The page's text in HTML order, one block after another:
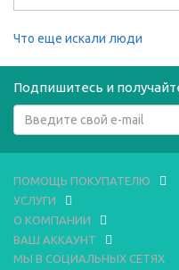
Что еще искали люди
Подпишитесь и
ПОМОЩЬ ПОКУПАТЕЛЮ
УСЛУГИ
О КОМПАНИИ
ВАШ АККАУНТ
МЫ В СОЦИАЛЬНЫХ СЕТЯХ